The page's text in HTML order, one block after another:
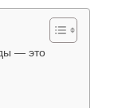
— это